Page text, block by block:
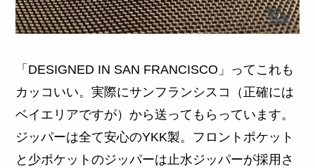
「DESIGNED IN SAN FRANCISCO」ってこれも
カッコいい。実際にサンフランシスコ（正確には
ベイエリアですが）から送ってもらっています。
ジッパーは全て安心のYKK製。フロントポケット
と少ポケットのジッパーは止水ジッパーが採用さ